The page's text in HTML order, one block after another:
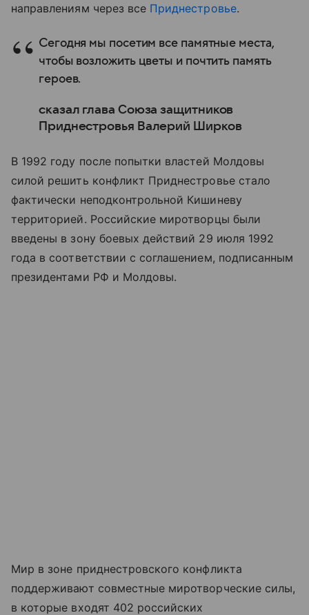
направлениям через все Приднестровье.
Сегодня мы посетим все памятные места,
чтобы возложить цветы и почтить память
героев.
сказал глава Союза защитников
Приднестровья Валерий Ширков
В 1992 году после попытки властей Молдовы
силой решить конфликт Приднестровье стало
фактически неподконтрольной Кишиневу
территорией. Российские миротворцы были
введены в зону боевых действий 29 июля 1992
года в соответствии с соглашением, подписанным
президентами РФ и Молдовы.
Мир в зоне приднестровского конфликта
поддерживают совместные миротворческие силы,
в которые входят 402 российских